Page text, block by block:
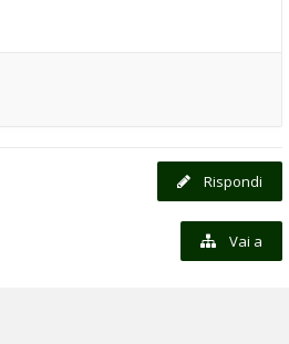
Rispondi
Vai a